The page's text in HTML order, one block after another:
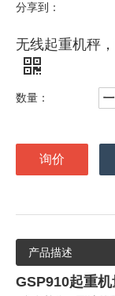
分享到：
无线起重机秤
数量：
询价
产品描述
GSP910起重